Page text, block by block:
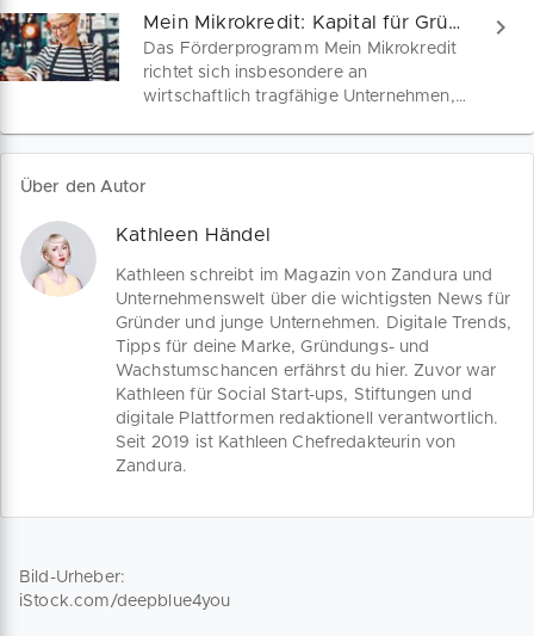
Gründerkredit StartGeld und ERP-
Gründerkredit Universell sind besonders
für kleinere Existenzgründungen eine
geeignete Fremdfinanzierung. Hier
für den erfolgreichen Start in dein
Business.
Mein Mikrokredit: Kapital für Gründer & Jungunternehmen
Das Förderprogramm Mein Mikrokredit
richtet sich insbesondere an
wirtschaftlich tragfähige Unternehmen,
Migrationshintergrund geführte
Unternehmen. Sichere dir jetzt bis zu
25.000 EUR Gründungs- und
Wachstumskapital!
Über den Autor
Kathleen Händel
Kathleen schreibt im Magazin von Zandura und
Unternehmenswelt über die wichtigsten News für
Gründer und junge Unternehmen. Digitale Trends,
Tipps für deine Marke, Gründungs- und
Wachstumschancen erfährst du hier. Zuvor war
Kathleen für Social Start-ups, Stiftungen und
digitale Plattformen redaktionell verantwortlich.
Seit 2019 ist Kathleen Chefredakteurin von
Zandura.
Bild-Urheber:
iStock.com/deepblue4you